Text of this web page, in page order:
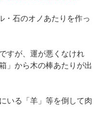
・石のオノあたりを作っ
すが、運が悪くなけれ
」から木の棒あたりが出
いる「羊」等を倒して肉